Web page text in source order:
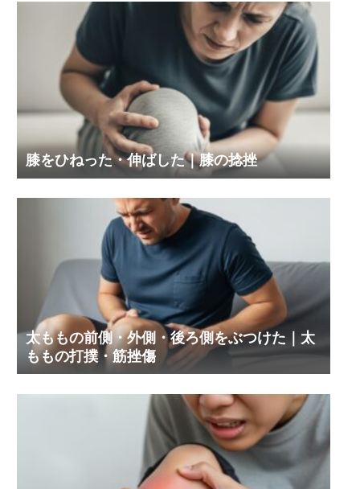
膝をひねった・伸ばした｜膝の捻挫
太ももの前側・外側・後ろ側をぶつけた｜太
ももの打撲・筋挫傷